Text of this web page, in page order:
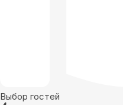
Выбор гостей